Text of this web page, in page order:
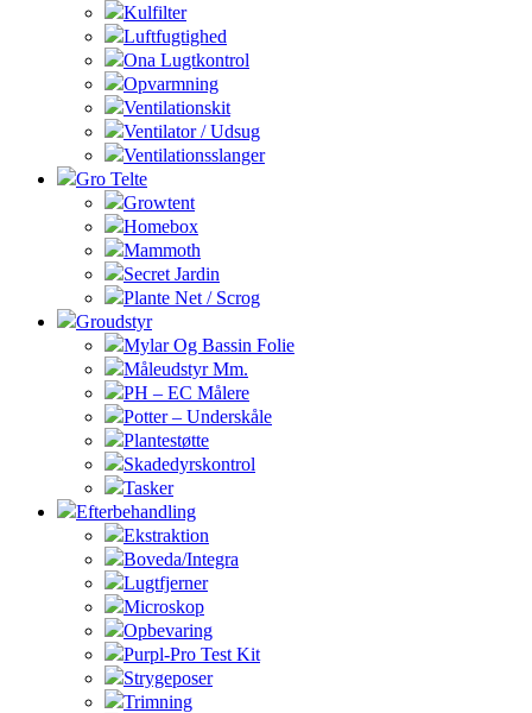
Kulfilter
Luftfugtighed
Ona Lugtkontrol
Opvarmning
Ventilationskit
Ventilator / Udsug
Ventilationsslanger
Gro Telte
Growtent
Homebox
Mammoth
Secret Jardin
Plante Net / Scrog
Groudstyr
Mylar Og Bassin Folie
Måleudstyr Mm.
PH – EC Målere
Potter – Underskåle
Plantestøtte
Skadedyrskontrol
Tasker
Efterbehandling
Ekstraktion
Boveda/Integra
Lugtfjerner
Microskop
Opbevaring
Purpl-Pro Test Kit
Strygeposer
Trimning